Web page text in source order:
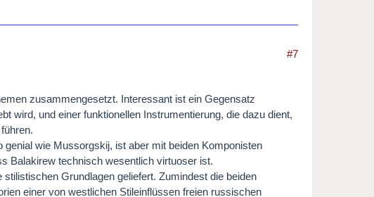
#7
zusammengesetzt. Interessant ist ein Gegensatz
wird, und einer funktionellen Instrumentierung, die dazu dient,
wie Mussorgskij, ist aber mit beiden Komponisten
Balakirew technisch wesentlich virtuoser ist.
Grundlagen geliefert. Zumindest die beiden
einer von westlichen Stileinflüssen freien russischen